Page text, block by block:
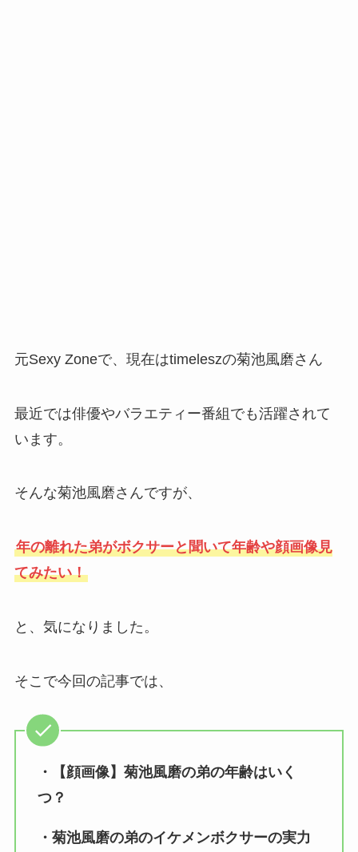
元Sexy Zoneで、現在はtimeleszの菊池風磨さん
最近では俳優やバラエティー番組でも活躍されて
います。
そんな菊池風磨さんですが、
年の離れた弟がボクサーと聞いて年齢や顔画像見
てみたい！
と、気になりました。
そこで今回の記事では、
・【顔画像】菊池風磨の弟の年齢はいく
つ？
・菊池風磨の弟のイケメンボクサーの実力